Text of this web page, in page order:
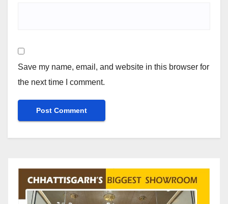
Save my name, email, and website in this browser for
the next time I comment.